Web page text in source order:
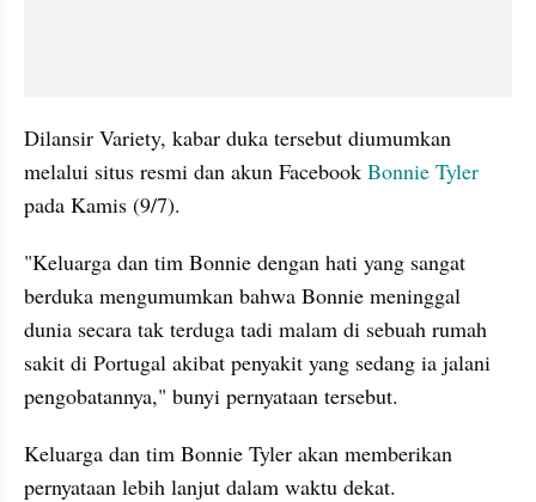
Dilansir Variety, kabar duka tersebut diumumkan
melalui situs resmi dan akun Facebook
pada Kamis (9/7).
"Keluarga dan tim Bonnie dengan hati yang sangat
berduka mengumumkan bahwa Bonnie meninggal
dunia secara tak terduga tadi malam di sebuah rumah
sakit di Portugal akibat penyakit yang sedang ia jalani
pengobatannya," bunyi pernyataan tersebut.
Keluarga dan tim Bonnie Tyler akan memberikan
pernyataan lebih lanjut dalam waktu dekat.